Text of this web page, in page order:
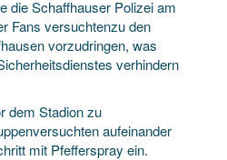
die Schaffhauser Polizei am
Fans versuchtenzu den
vorzudringen, was
verhindern
dem Stadion zu
aufeinander
mit Pfefferspray ein.